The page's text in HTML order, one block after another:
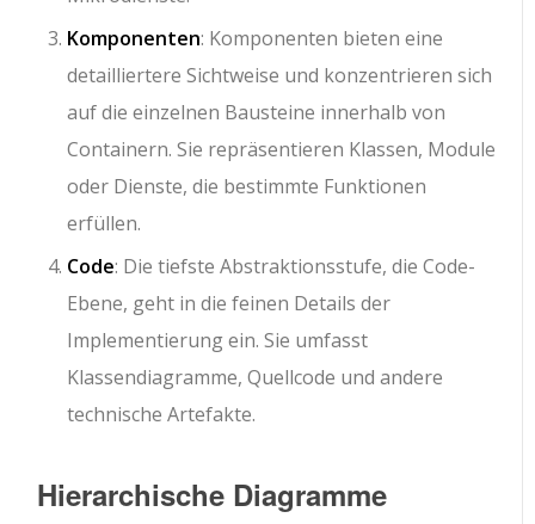
Komponenten: Komponenten bieten eine
detailliertere Sichtweise und konzentrieren sich
auf die einzelnen Bausteine innerhalb von
Containern. Sie repräsentieren Klassen, Module
oder Dienste, die bestimmte Funktionen
erfüllen.
Code: Die tiefste Abstraktionsstufe, die Code-
Ebene, geht in die feinen Details der
Implementierung ein. Sie umfasst
Klassendiagramme, Quellcode und andere
technische Artefakte.
Hierarchische Diagramme